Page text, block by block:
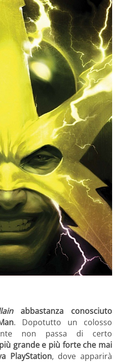
abbastanza conosciuto
. Dopotutto un colosso
non passa di certo
grande e più forte che mai
PlayStation, dove apparirà